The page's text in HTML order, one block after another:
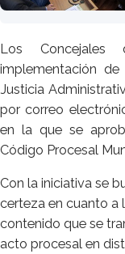
Los
implementación
Justicia
por correo
en la que se
Código Procesal
Con la iniciativa se
certeza en cuanto a
contenido que se
acto procesal en